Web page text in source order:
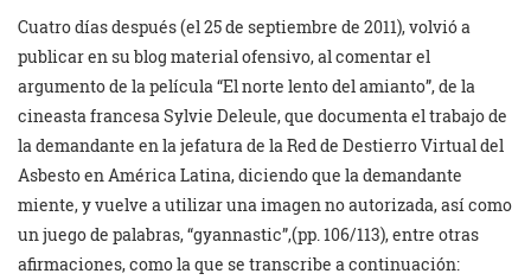
Cuatro días después (el 25 de septiembre de 2011), volvió a
publicar en su blog material ofensivo, al comentar el
argumento de la película “El norte lento del amianto”, de la
cineasta francesa Sylvie Deleule, que documenta el trabajo de
la demandante en la jefatura de la Red de Destierro Virtual del
Asbesto en América Latina, diciendo que la demandante
miente, y vuelve a utilizar una imagen no autorizada, así como
un juego de palabras, “gyannastic”,(pp. 106/113), entre otras
afirmaciones, como la que se transcribe a continuación: